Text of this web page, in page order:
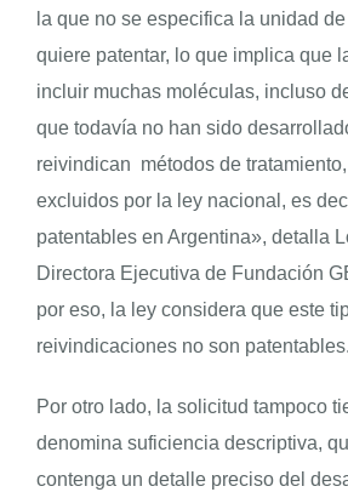
la que no se especifica la unidad
quiere patentar, lo que implica que
incluir muchas moléculas, incluso
que todavía no han sido
reivindican métodos de
excluidos por la ley nacional, es
patentables en Argentina», detalla
Directora Ejecutiva de Fundación
por eso, la ley considera que este
reivindicaciones no son patentables.
Por otro lado, la solicitud tampoco
denomina suficiencia descriptiva,
contenga un detalle preciso del